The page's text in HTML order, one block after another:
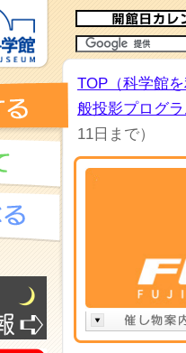
TOP（科学館
般投影プログ
11日まで）